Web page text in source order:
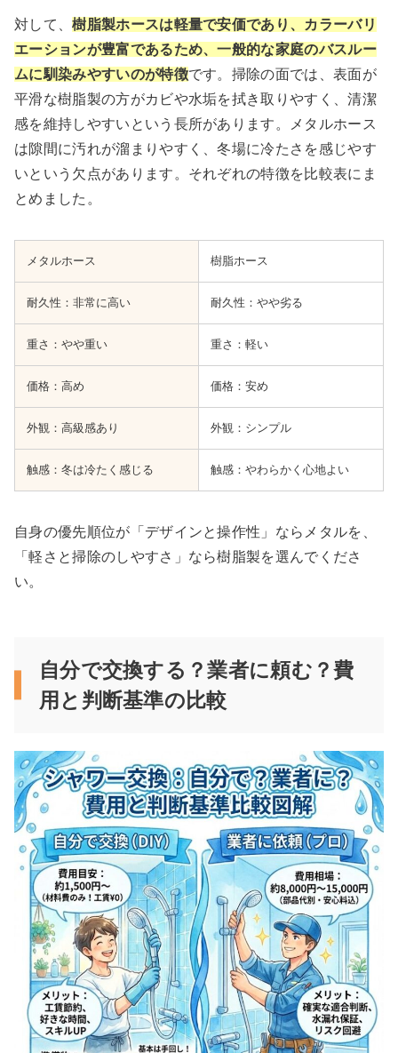
対して、樹脂製ホースは軽量で安価であり、カラーバリ
エーションが豊富であるため、一般的な家庭のバスルー
ムに馴染みやすいのが特徴です。掃除の面では、表面が
平滑な樹脂製の方がカビや水垢を拭き取りやすく、清潔
感を維持しやすいという長所があります。メタルホース
は隙間に汚れが溜まりやすく、冬場に冷たさを感じやす
いという欠点があります。それぞれの特徴を比較表にま
とめました。
メタルホース 樹脂ホース
耐久性：非常に高い 耐久性：やや劣る
重さ：やや重い 重さ：軽い
価格：高め 価格：安め
外観：高級感あり 外観：シンプル
触感：冬は冷たく感じる 触感：やわらかく心地よい
自身の優先順位が「デザインと操作性」ならメタルを、
「軽さと掃除のしやすさ」なら樹脂製を選んでくださ
い。
自分で交換する？業者に頼む？費
用と判断基準の比較